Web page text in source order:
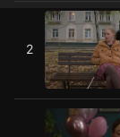
2
2 серия